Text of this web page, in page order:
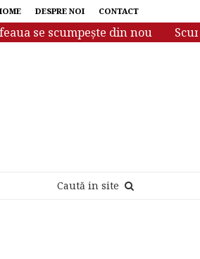
DESPRE NOI CONTACT
se scumpește din nou
Caută in site